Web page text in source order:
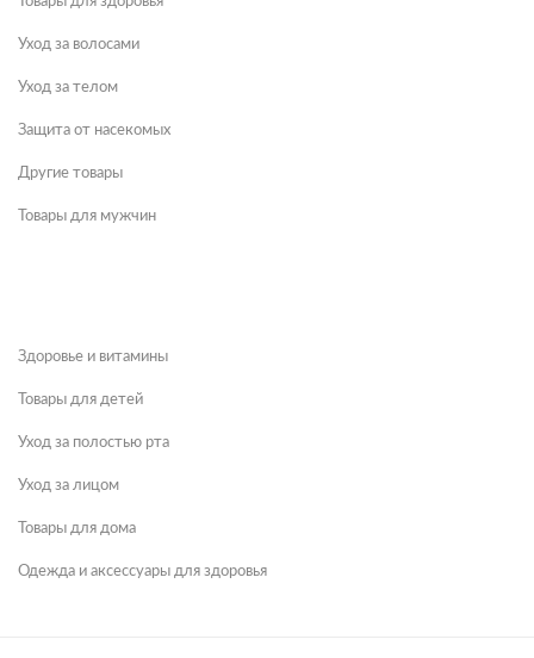
Уход за волосами
Уход за телом
Защита от насекомых
Другие товары
Товары для мужчин
Здоровье и витамины
Товары для детей
Уход за полостью рта
Уход за лицом
Товары для дома
Одежда и аксессуары для здоровья